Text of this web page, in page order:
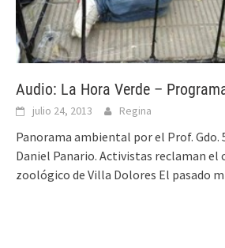
Audio: La Hora Verde –
julio 24, 2013 Regina
Panorama ambiental por el Prof. Gdo.
Daniel Panario. Activistas reclaman el
zoológico de Villa Dolores El pasado